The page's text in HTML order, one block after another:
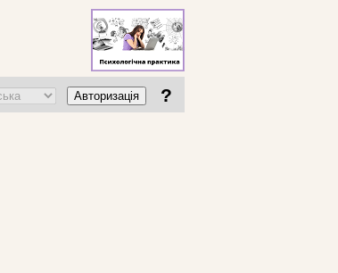
Авторизація ?